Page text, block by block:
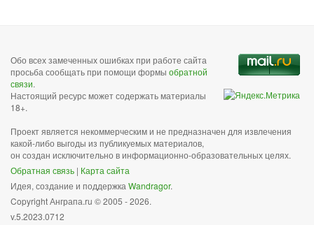
Обо всех замеченных ошибках при работе сайта
просьба сообщать при помощи формы обратной
связи.
Настоящий ресурс может содержать материалы
18+.
Проект является некоммерческим и не предназначен для извлечения
какой-либо выгоды из публикуемых материалов,
он создан исключительно в информационно-образовательных целях.
Обратная связь | Карта сайта
Идея, создание и поддержка Wandragor.
Copyright Анграпа.ru © 2005 - 2026.
v.5.2023.0712